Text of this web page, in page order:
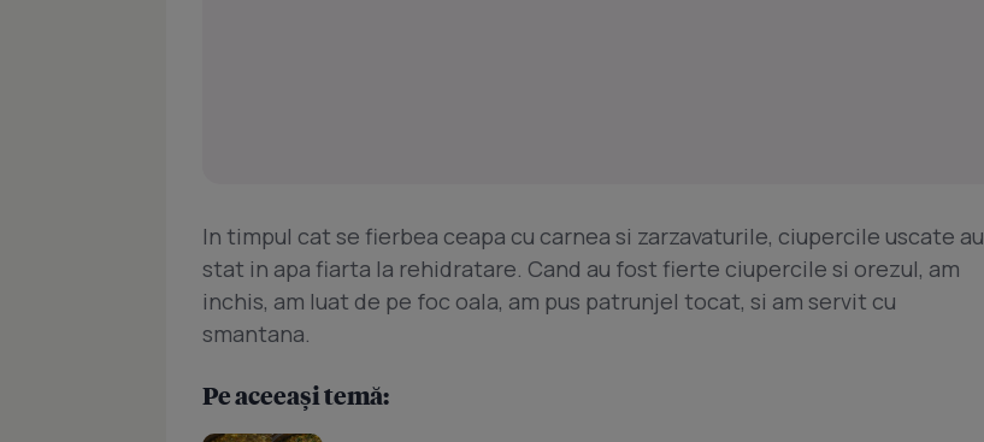
In timpul cat se fierbea ceapa cu carnea si zarzavaturile, ciupercile uscate au
stat in apa fiarta la rehidratare. Cand au fost fierte ciupercile si orezul, am
inchis, am luat de pe foc oala, am pus patrunjel tocat, si am servit cu
smantana.
Pe aceeași temă: